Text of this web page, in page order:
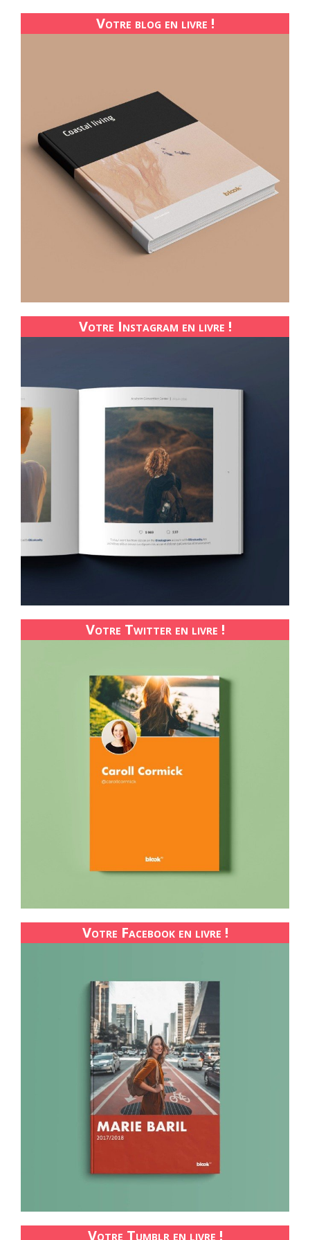
Votre blog en livre !
Votre Instagram en livre !
Votre Twitter en livre !
Votre Facebook en livre !
Votre Tumblr en livre !